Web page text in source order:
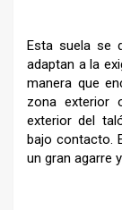
Esta suela se
adaptan a la
manera que
zona exterior
exterior del
bajo contacto.
un gran agarre